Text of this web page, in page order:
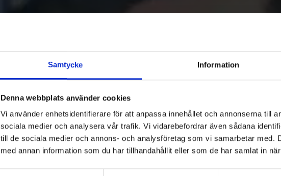
Samtycke Information
Denna webbplats använder cookies
Vi använder enhetsidentifierare för att anpassa innehållet och annonserna till
sociala medier och analysera vår trafik. Vi vidarebefordrar även sådana
till de sociala medier och annons- och analysföretag som vi samarbetar med.
med annan information som du har tillhandahållit eller som de har samlat in